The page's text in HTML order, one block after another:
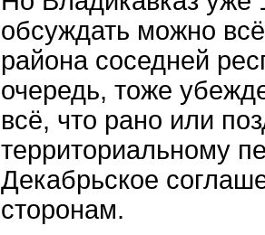
обсуждать можно
района соседней
очередь, тоже
всё, что рано или
территориальному
Декабрьское
сторонам.